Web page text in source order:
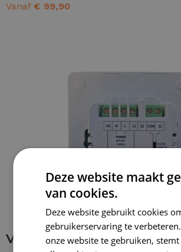
Vanaf € 99,90
Verbinding maken met
Deze website maakt
van cookies.
Deze website gebruikt cookies
gebruikerservaring te
onze website te gebruiken,